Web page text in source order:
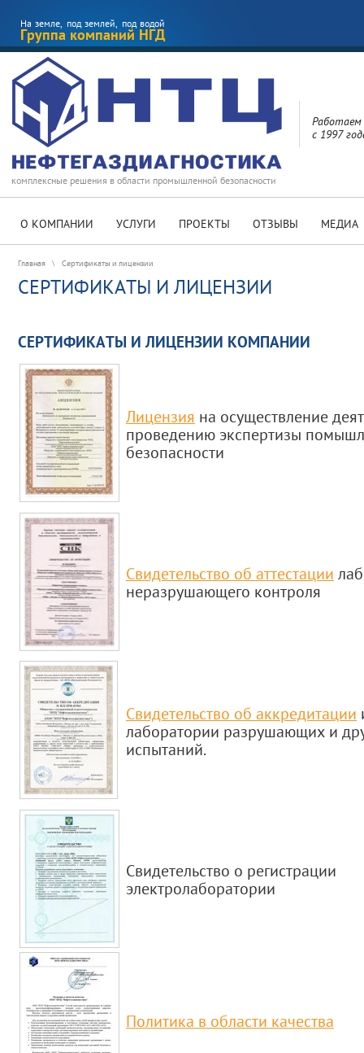
На земле, под землей, под водой
Группа компаний НГД
комплексные решения в области промышленной безопасности
Работаем
с 1997
О КОМПАНИИ УСЛУГИ ПРОЕКТЫ ОТЗЫВЫ МЕДИА
Главная \ Сертификаты и лицензии
СЕРТИФИКАТЫ И ЛИЦЕНЗИИ
СЕРТИФИКАТЫ И ЛИЦЕНЗИИ КОМПАНИИ
Лицензия на осуществление
проведению экспертизы
безопасности
Cвидетельство об аттестации
неразрушающего контроля
Свидетельство об аккредитации
лаборатории разрушающих и
испытаний.
Cвидетельство о регистрации
электролаборатории
Политика в области качества